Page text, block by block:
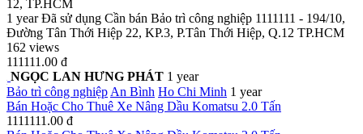
12, TP.HCM
1 year Đã sử dụng Cần bán Bảo trì công nghiệp 1111111 - 194/10,
Đường Tân Thới Hiệp 22, KP.3, P.Tân Thới Hiệp, Q.12 TP.HCM
162 views
111111.00 đ
NGỌC LAN HƯNG PHÁT 1 year
Bảo trì công nghiệp An Bình Ho Chi Minh 1 year
Bán Hoặc Cho Thuê Xe Nâng Dầu Komatsu 2.0 Tấn
1111111.00 đ